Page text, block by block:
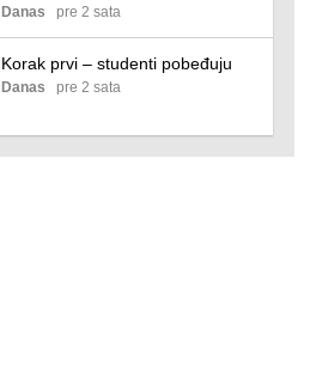
izjednačenim ucenjivačkim
kapacitetom
Danas pre 2 sata
Korak prvi – studenti pobeđuju
Danas pre 2 sata